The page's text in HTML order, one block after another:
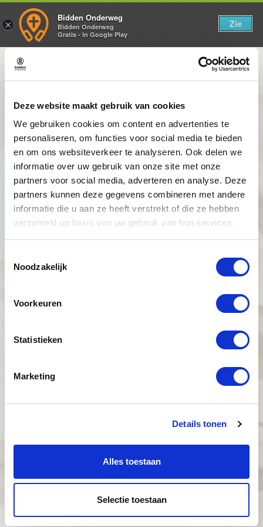
Deze website maakt gebruik van cookies
We gebruiken cookies om content en advertenties te
personaliseren, om functies voor social media te bieden
en om ons websiteverkeer te analyseren. Ook delen we
informatie over uw gebruik van onze site met onze
partners voor social media, adverteren en analyse. Deze
partners kunnen deze gegevens combineren met andere
informatie die u aan ze heeft verstrekt of die ze hebben
verzameld op basis van uw gebruik van hun services.
Noodzakelijk
Voorkeuren
Statistieken
Marketing
Details tonen
Alles toestaan
Selectie toestaan
1: Een kanonskogel leidt tot
bekering
×
Bidden Onderweg
Bidden Onderweg
Gratis - in Google Play
Zie